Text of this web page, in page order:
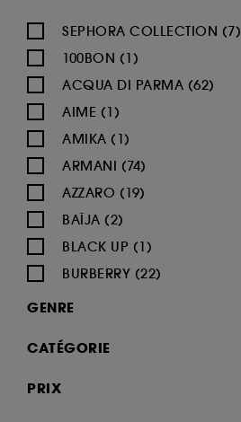
SEPHORA COLLECTION (7)
100BON (1)
ACQUA DI PARMA (62)
AIME (1)
AMIKA (1)
ARMANI (74)
AZZARO (19)
BAÏJA (2)
BLACK UP (1)
BURBERRY (22)
BVLGARI (12)
CACHAREL (24)
GENRE
Femme (1379)
Mixte (495)
CATÉGORIE
Parfum
PRIX